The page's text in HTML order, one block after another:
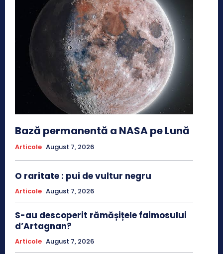
Bază permanentă a NASA pe Lună
Articole August 7, 2026
O raritate : pui de vultur negru
Articole August 7, 2026
S-au descoperit rămășițele faimosului
d’Artagnan?
Articole August 7, 2026